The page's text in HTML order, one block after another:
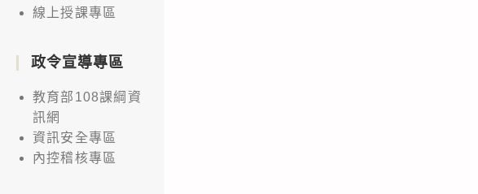
線上授課專區
政令宣導專區
教育部108課綱資
訊網
資訊安全專區
內控稽核專區